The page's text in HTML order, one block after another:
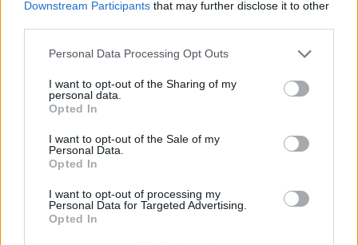
Downstream Participants that may further disclose it to other
Personal Data Processing Opt Outs
I want to opt-out of the Sharing of my
personal data.
Opted In
I want to opt-out of the Sale of my
Personal Data.
Opted In
I want to opt-out of processing my
Personal Data for Targeted Advertising.
Opted In
Tagit Etta Lyhyt mekko Räppäri
Kommenttiosio
Heräsikö ajatuksia? Kerro mielipiteesi.Tutustu kuitenkin
sääntöihin.